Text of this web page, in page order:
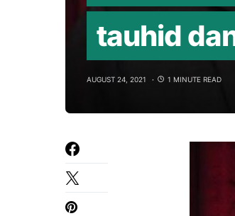
tauhid
AUGUST 24, 2021 1 MINUTE READ